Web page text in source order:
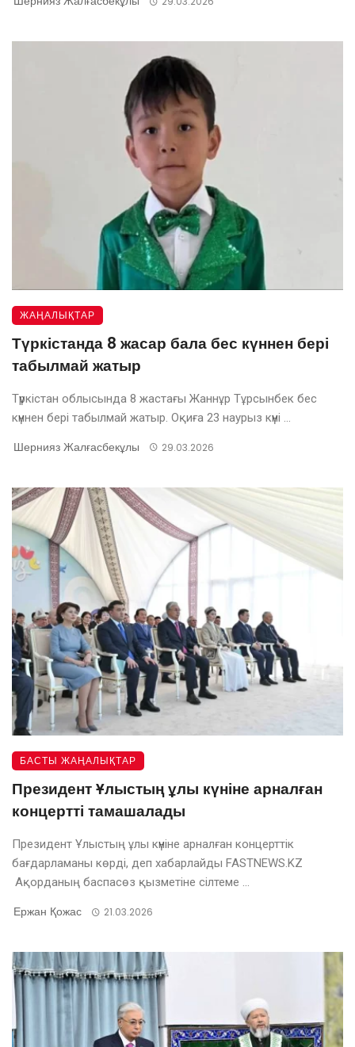
ЖАҢАЛЫҚТАР
Түркістанда 8 жасар бала бес күннен бері
табылмай жатыр
Түркістан облысында 8 жастағы Жаннұр Тұрсынбек бес
күннен бері табылмай жатыр. Оқиға 23 наурыз күні ...
Шернияз Жалғасбекұлы 29.03.2026
БАСТЫ ЖАҢАЛЫҚТАР
Президент Ұлыстың ұлы күніне арналған
концертті тамашалады
Президент Ұлыстың ұлы күніне арналған концерттік
бағдарламаны көрді, деп хабарлайды FASTNEWS.KZ
Ақорданың баспасөз қызметіне сілтеме ...
Ержан Қожас 21.03.2026